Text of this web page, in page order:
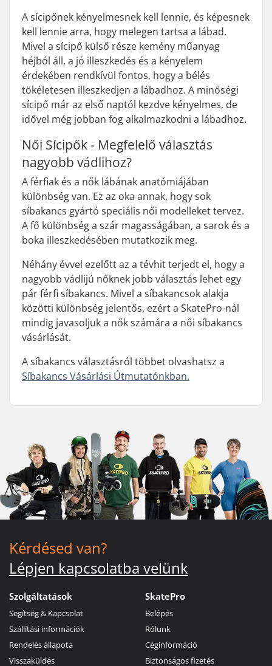
A sícipőnek kényelmesnek kell lennie, és képesnek
kell lennie arra, hogy melegen tartsa a lábad.
Mivel a sícipő külső része kemény műanyag
héjból áll, a jó illeszkedés és a kényelem
érdekében rendkívül fontos, hogy a bélés
tökéletesen illeszkedjen a lábadhoz. A minőségi
sícipő már az első naptól kezdve kényelmes, de
idővel még jobban fog alkalmazkodni a lábadhoz.
Női Sícipők - Megfelelő választás
nagyobb vádlihoz?
A férfiak és a nők lábának anatómiájában
különbség van. Ez az oka annak, hogy sok
síbakancs gyártó speciális női modelleket tervez.
A fő különbség a szár magasságában, a sarok és a
boka illeszkedésében mutatkozik meg.
Néhány évvel ezelőtt az a tévhit terjedt el, hogy a
nagyobb vádlijú nőknek jobb választás lehet egy
pár férfi síbakancs. Mivel a síbakancsok alakja
közötti különbség jelentős, ezért a SkatePro-nál
mindig javasoljuk a nők számára a női síbakancs
vásárlását.
A síbakancs választásról többet olvashatsz a
Síbakancs Vásárlási Útmutatónkban.
Kérdésed van?
Lépjen kapcsolatba velünk
Szolgáltatások
Segítség & Kapcsolat
Szállítási információk
Rendelés állapota
Visszaküldés
SkatePro
Belépés
Rólunk
Céginformáció
Biztonságos fizetés